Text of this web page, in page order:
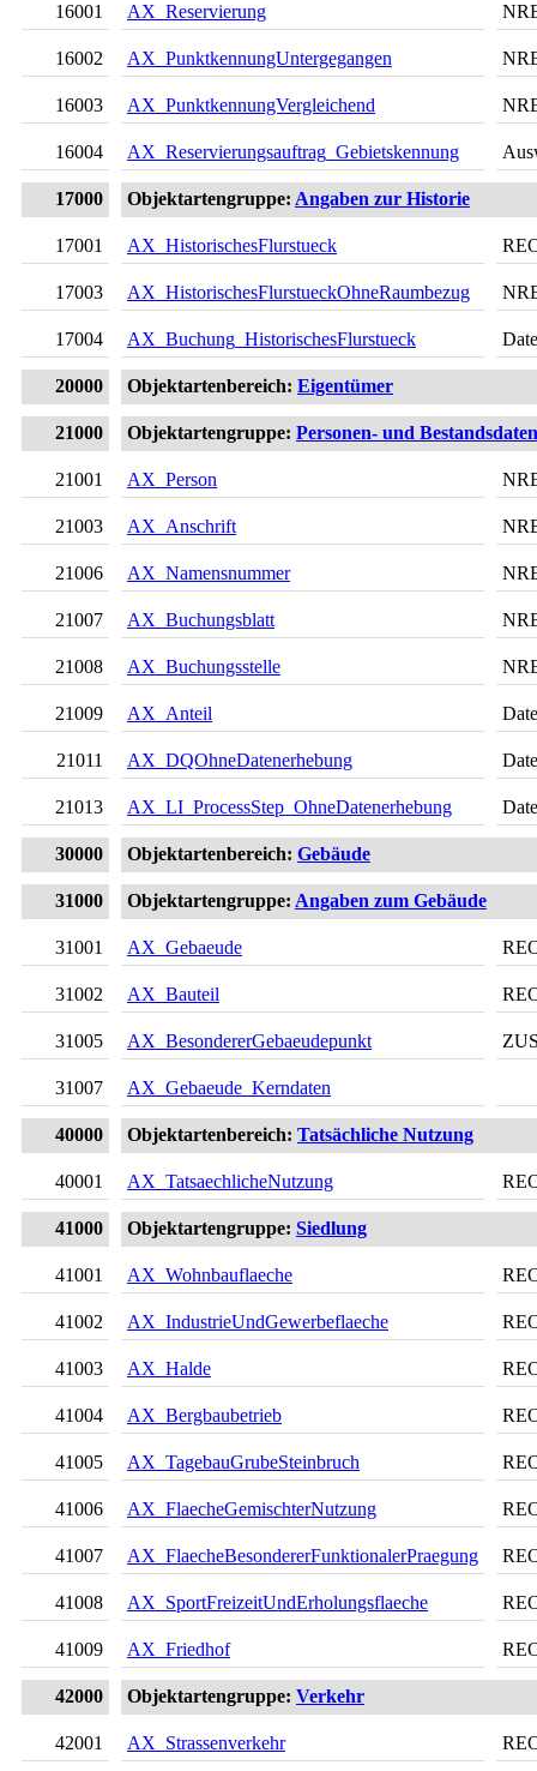
16001 AX_Reservierung
16002 AX_PunktkennungUntergegangen
16003 AX_PunktkennungVergleichend
16004 AX_Reservierungsauftrag_Gebietskennung
17000 Objektartengruppe: Angaben zur Historie
17001 AX_HistorischesFlurstueck
17003 AX_HistorischesFlurstueckOhneRaumbezug
17004 AX_Buchung_HistorischesFlurstueck
20000 Objektartenbereich: Eigentümer
21000 Objektartengruppe: Personen- und Bestandsdaten
21001 AX_Person
21003 AX_Anschrift
21006 AX_Namensnummer
21007 AX_Buchungsblatt
21008 AX_Buchungsstelle
21009 AX_Anteil
21011 AX_DQOhneDatenerhebung
21013 AX_LI_ProcessStep_OhneDatenerhebung
30000 Objektartenbereich: Gebäude
31000 Objektartengruppe: Angaben zum Gebäude
31001 AX_Gebaeude
31002 AX_Bauteil
31005 AX_BesondererGebaeudepunkt
31007 AX_Gebaeude_Kerndaten
40000 Objektartenbereich: Tatsächliche Nutzung
40001 AX_TatsaechlicheNutzung
41000 Objektartengruppe: Siedlung
41001 AX_Wohnbauflaeche
41002 AX_IndustrieUndGewerbeflaeche
41003 AX_Halde
41004 AX_Bergbaubetrieb
41005 AX_TagebauGrubeSteinbruch
41006 AX_FlaecheGemischterNutzung
41007 AX_FlaecheBesondererFunktionalerPraegung
41008 AX_SportFreizeitUndErholungsflaeche
41009 AX_Friedhof
42000 Objektartengruppe: Verkehr
42001 AX_Strassenverkehr